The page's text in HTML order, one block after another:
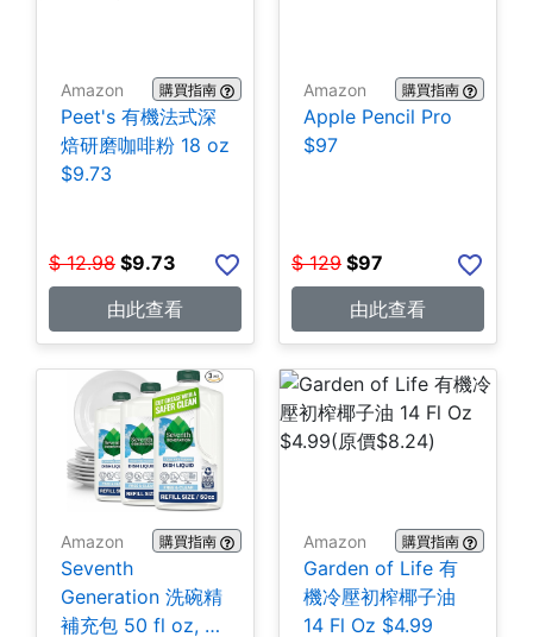
Amazon 購買指南
Peet's 有機法式深
焙研磨咖啡粉 18 oz
$9.73
$ 12.98 $9.73
由此查看
Amazon 購買指南
Apple Pencil Pro
$97
$ 129 $97
由此查看
Amazon 購買指南
Seventh
Generation 洗碗精
補充包 50 fl oz, 3
Amazon 購買指南
Garden of Life 有
機冷壓初榨椰子油
14 Fl Oz $4.99